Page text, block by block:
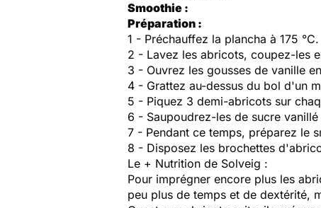
Smoothie :
Préparation :
1 - Préchauffez la plancha à 175 °C.
2 - Lavez les abricots, coupez-les
3 - Ouvrez les gousses de vanille
4 - Grattez au-dessus du bol d'un
5 - Piquez 3 demi-abricots sur
6 - Saupoudrez-les de sucre
7 - Pendant ce temps, préparez le
8 - Disposez les brochettes
Le + Nutrition de Solveig :
Pour imprégner encore plus les
peu plus de temps et de dextérité,